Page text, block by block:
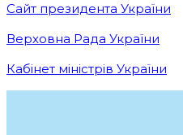
Сайт президента України
Верховна Рада України
Кабінет міністрів України